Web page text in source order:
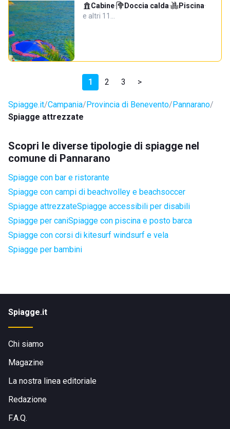
Cabine· Doccia calda· Piscina·
e altri 11…
1 2 3 >
Spiagge.it Campania Provincia di Benevento Pannarano
Spiagge attrezzate
Scopri le diverse tipologie di spiagge nel
comune di Pannarano
Spiagge con bar e ristorante
Spiagge con campi di beachvolley e beachsoccer
Spiagge attrezzateSpiagge accessibili per disabili
Spiagge per caniSpiagge con piscina e posto barca
Spiagge con corsi di kitesurf windsurf e vela
Spiagge per bambini
Spiagge.it
Chi siamo
Magazine
La nostra linea editoriale
Redazione
F.A.Q.